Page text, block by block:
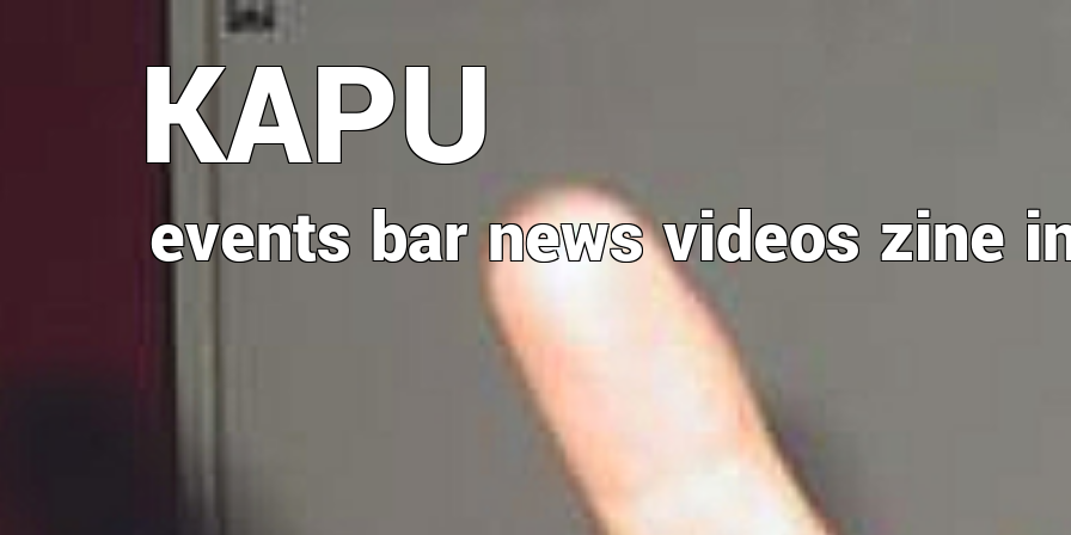
KAPU
events bar news videos zine